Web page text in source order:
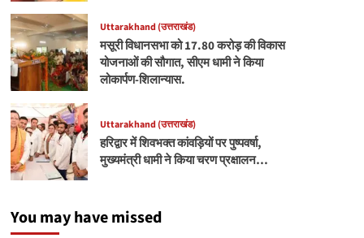
Uttarakhand (उत्तराखंड)
मसूरी विधानसभा को 17.80 करोड़ की विकास
योजनाओं की सौगात, सीएम धामी ने किया
लोकार्पण-शिलान्यास.
Uttarakhand (उत्तराखंड)
हरिद्वार में शिवभक्त कांवड़ियों पर पुष्पवर्षा,
मुख्यमंत्री धामी ने किया चरण प्रक्षालन…
You may have missed